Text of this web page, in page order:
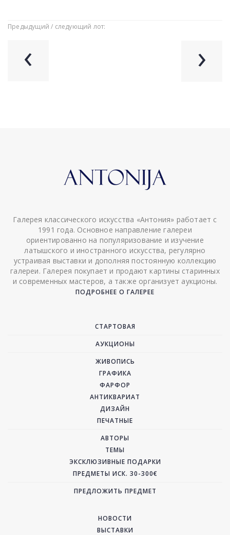
Предыдущий / следующий лот:
‹ ›
Галерея классического искусства «Антония» работает с
1991 года. Основное направление галереи
ориентированно на популяризование и изучение
латышского и иностранного искусства, регулярно
устраивая выставки и дополняя постоянную коллекцию
галереи. Галерея покупает и продают картины старинных
и современных мастеров, а также организует аукционы.
ПОДРОБНЕЕ О ГАЛЕРЕЕ
СТАРТОВАЯ
АУКЦИОНЫ
ЖИВОПИСЬ
ГРАФИКА
ФАРФОР
АНТИКВАРИАТ
ДИЗАЙН
ПЕЧАТНЫЕ
АВТОРЫ
ТЕМЫ
ЭКСКЛЮЗИВНЫЕ ПОДАРКИ
ПРЕДМЕТЫ ИСК. 30-300€
ПРЕДЛОЖИТЬ ПРЕДМЕТ
НОВОСТИ
ВЫСТАВКИ